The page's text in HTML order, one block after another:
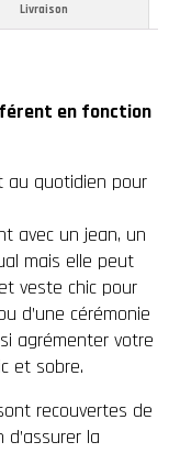
Livraison
en fonction
au quotidien pour
avec un jean, un
mais elle peut
veste chic pour
d’une cérémonie
agrémenter votre
et sobre.
recouvertes de
d’assurer la